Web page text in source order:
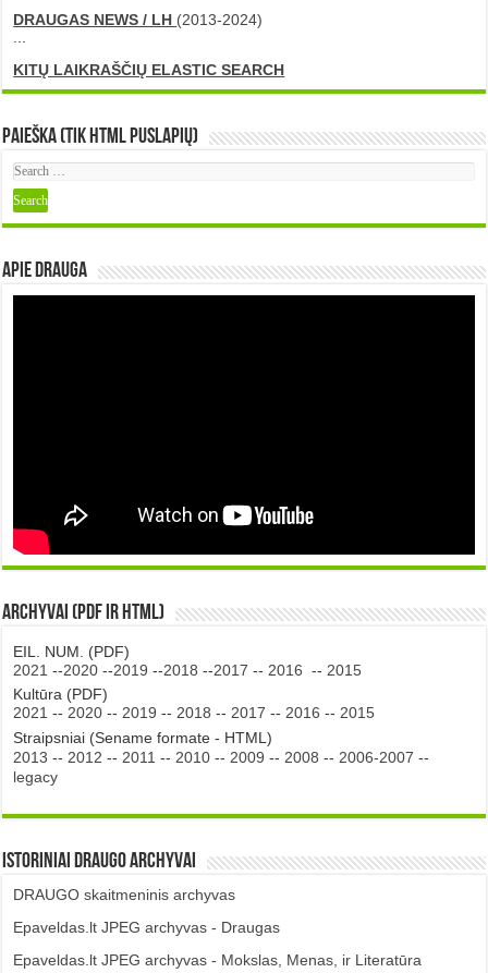
DRAUGAS NEWS / LH (2013-2024)
...
KITŲ LAIKRAŠČIŲ ELASTIC SEARCH
Paieška (tik HTML puslapių)
Apie DRAUGA
Archyvai (PDF ir HTML)
EIL. NUM. (PDF)
2021 --2020 --2019 --2018 --2017 --2016 --2015
Kultūra (PDF)
2021 --2020 --2019 --2018 --2017 --2016 --2015
Straipsniai (Sename formate - HTML)
2013 --2012 --2011 --2010 --2009 --2008 --2006-2007 --
legacy
Istoriniai DRAUGO Archyvai
DRAUGO skaitmeninis archyvas
Epaveldas.lt JPEG archyvas - Draugas
Epaveldas.lt JPEG archyvas - Mokslas, Menas, ir Literatūra